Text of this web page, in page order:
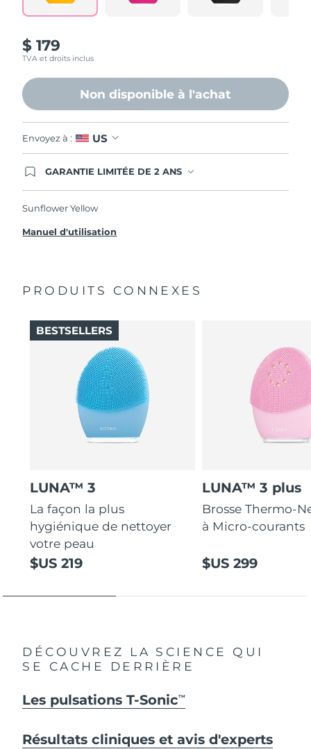
$ 179
TVA et droits inclus
Non disponible à l'achat
Envoyez à : US
GARANTIE LIMITÉE DE 2 ANS
FOREO. Cela signifie que si vous rencontrez des
de garantie limitée, FOREO vous remplace ce
Sunflower Yellow
Manuel d'utilisation
PRODUITS CONNEXES
LUNA™ 3
La façon la plus
hygiénique de nettoyer
votre peau
$US 219
BESTSELLERS
LUNA™ 3 plus
Brosse Thermo-
à Micro-courants
$US 299
DÉCOUVREZ LA SCIENCE QUI
SE CACHE DERRIÈRE
Les pulsations T-SonicTM
Résultats cliniques et avis d'experts